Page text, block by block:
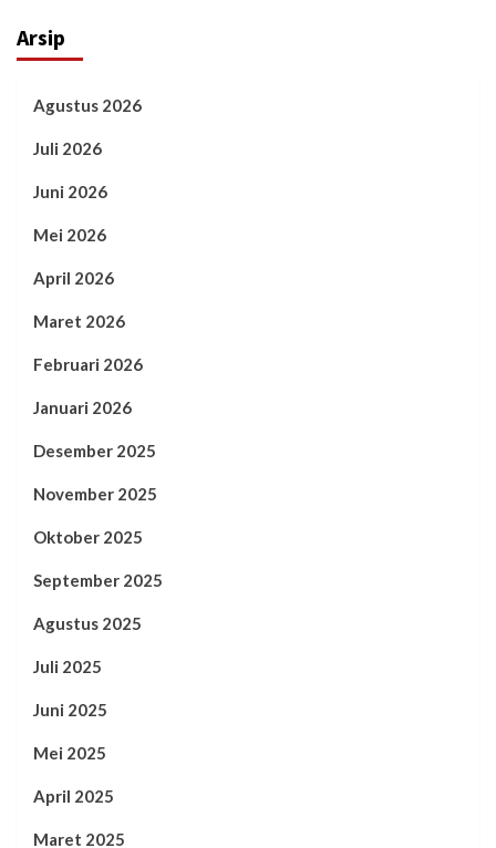
Arsip
Agustus 2026
Juli 2026
Juni 2026
Mei 2026
April 2026
Maret 2026
Februari 2026
Januari 2026
Desember 2025
November 2025
Oktober 2025
September 2025
Agustus 2025
Juli 2025
Juni 2025
Mei 2025
April 2025
Maret 2025